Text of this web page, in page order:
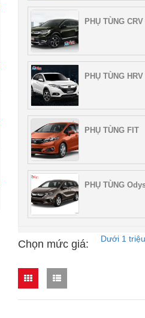
PHỤ TÙNG CRV
PHỤ TÙNG HRV
PHỤ TÙNG FIT
PHỤ TÙNG
Chọn mức giá: Dưới 1 triệu